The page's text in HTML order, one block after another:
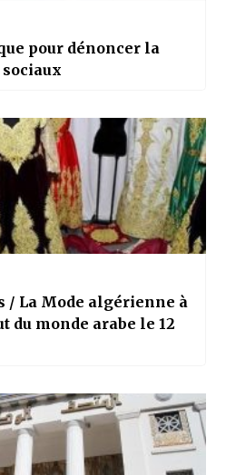
pour dénoncer la
La Mode algérienne à
du monde arabe le 12